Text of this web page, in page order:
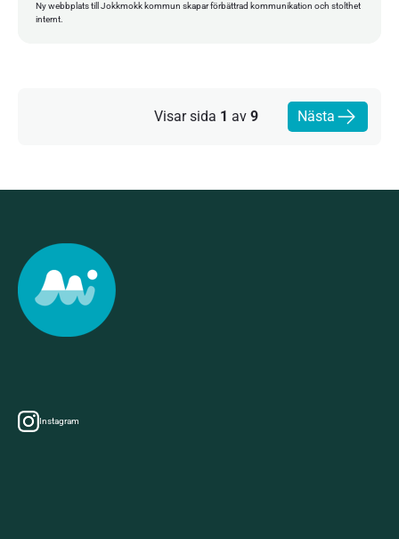
Ny webbplats till Jokkmokk kommun skapar förbättrad kommunikation och stolthet
internt.
Visar sida 1 av 9 Nästa
Instagram